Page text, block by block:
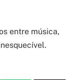
entre música,